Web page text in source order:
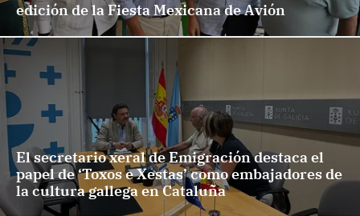
edición de la Fiesta Mexicana de Avión
El secretario xeral de Emigración destaca el
papel de ‘Toxos e Xestas’ como embajadores de
la cultura gallega en Cataluña